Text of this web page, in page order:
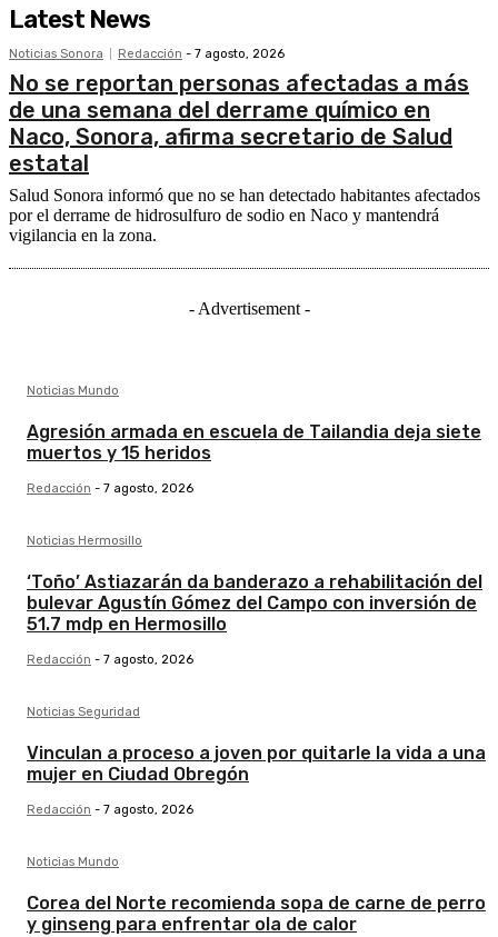
Latest News
Noticias Sonora Redacción - 7 agosto, 2026
No se reportan personas afectadas a más
de una semana del derrame químico en
Naco, Sonora, afirma secretario de Salud
estatal
Salud Sonora informó que no se han detectado habitantes afectados
por el derrame de hidrosulfuro de sodio en Naco y mantendrá
vigilancia en la zona.
- Advertisement -
Noticias Mundo
Agresión armada en escuela de Tailandia deja siete
muertos y 15 heridos
Redacción - 7 agosto, 2026
Noticias Hermosillo
‘Toño’ Astiazarán da banderazo a rehabilitación del
bulevar Agustín Gómez del Campo con inversión de
51.7 mdp en Hermosillo
Redacción - 7 agosto, 2026
Noticias Seguridad
Vinculan a proceso a joven por quitarle la vida a una
mujer en Ciudad Obregón
Redacción - 7 agosto, 2026
Noticias Mundo
Corea del Norte recomienda sopa de carne de perro
y ginseng para enfrentar ola de calor